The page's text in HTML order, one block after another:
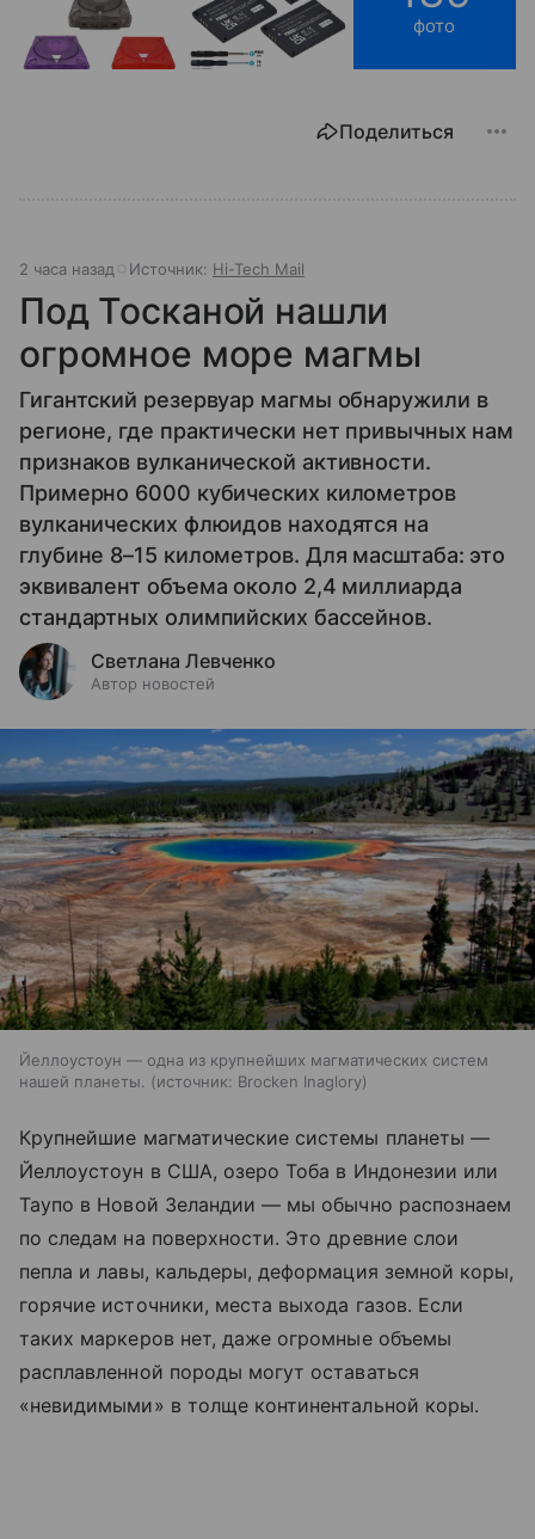
фото
Поделиться
2 часа назад Источник: Hi-Tech Mail
Под Тосканой нашли
огромное море магмы
Гигантский резервуар магмы обнаружили в
регионе, где практически нет привычных нам
признаков вулканической активности.
Примерно 6000 кубических километров
вулканических флюидов находятся на
глубине 8–15 километров. Для масштаба: это
эквивалент объема около 2,4 миллиарда
стандартных олимпийских бассейнов.
Светлана Левченко
Автор новостей
Йеллоустоун — одна из крупнейших магматических систем
нашей планеты.
источник: Brocken Inaglory
Крупнейшие магматические системы планеты —
Йеллоустоун в США, озеро Тоба в Индонезии или
Таупо в Новой Зеландии — мы обычно распознаем
по следам на поверхности. Это древние слои
пепла и лавы, кальдеры, деформация земной коры,
горячие источники, места выхода газов. Если
таких маркеров нет, даже огромные объемы
расплавленной породы могут оставаться
«невидимыми» в толще континентальной коры.